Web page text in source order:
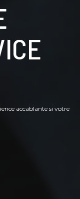
accablante si votre